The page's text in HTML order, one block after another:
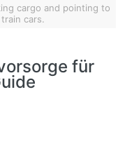
cargo and pointing to
cars.
für